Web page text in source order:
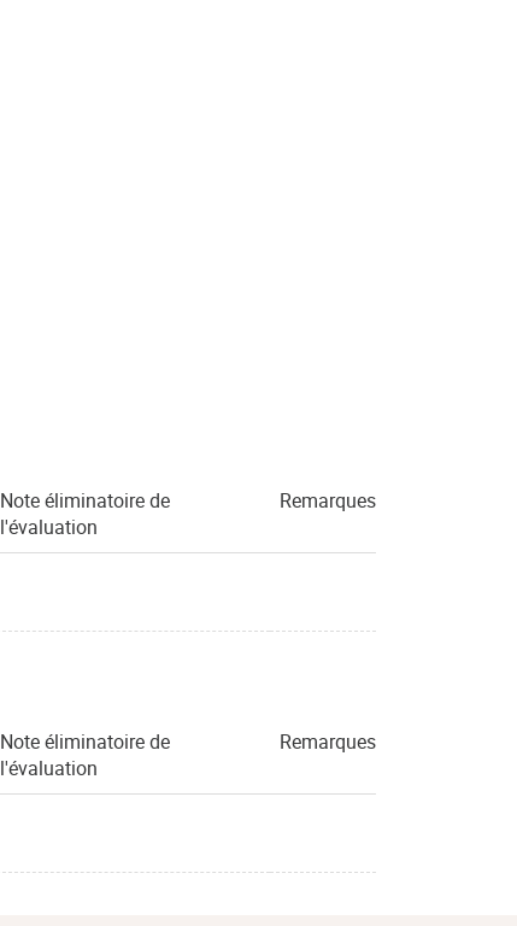
Note éliminatoire de
l'évaluation
Remarques
Note éliminatoire de
l'évaluation
Remarques